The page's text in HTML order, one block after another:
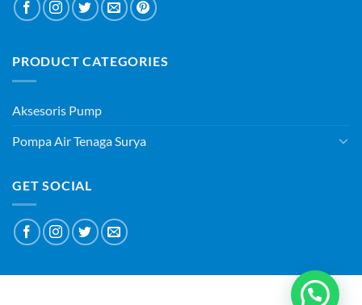
PRODUCT CATEGORIES
Aksesoris Pump
Pompa Air Tenaga Surya
GET SOCIAL